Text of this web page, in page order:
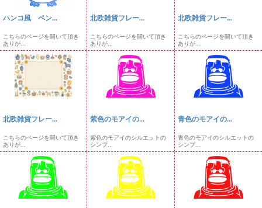
ハンコ風 ペン...
こちらのページを開いて頂き
ありが...
北欧雑貨フレー...
こちらのページを開いて頂き
ありが...
北欧雑貨フレー...
こちらのページを開いて頂き
ありが...
北欧雑貨フレー...
こちらのページを開いて頂き
ありが...
紫色のモアイの...
紫色のモアイのシルエットの
シンプ...
青色のモアイの...
青色のモアイのシルエットの
シンプ...